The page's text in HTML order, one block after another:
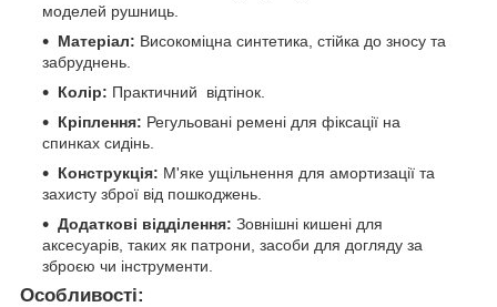
моделей рушниць.
Матеріал: Високоміцна синтетика, стійка до зносу та
забруднень.
Колір: Практичний відтінок.
Кріплення: Регульовані ремені для фіксації на
спинках сидінь.
Конструкція: М'яке ущільнення для амортизації та
захисту зброї від пошкоджень.
Додаткові відділення: Зовнішні кишені для
аксесуарів, таких як патрони, засоби для догляду за
зброєю чи інструменти.
Особливості: